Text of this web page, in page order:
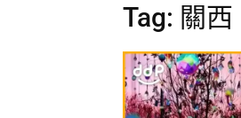
Tag: 關西